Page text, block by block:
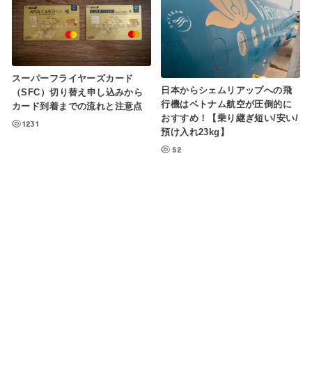
スーパーフライヤーズカード
（SFC）切り替え申し込みから
カード到着までの流れと注意点
1231
日本からシェムリアップへの飛
行機はベトナム航空が圧倒的に
おすすめ！【乗り継ぎ短い/安い/
預け入れ23kg】
52